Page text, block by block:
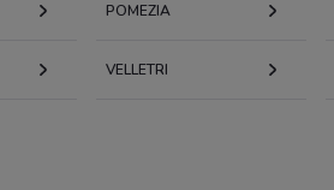
POMEZIA
VELLETRI